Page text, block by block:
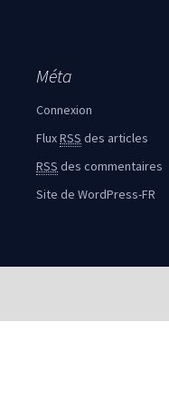
Méta
Connexion
FluxRSS des articles
RSS des commentaires
Site de WordPress-FR